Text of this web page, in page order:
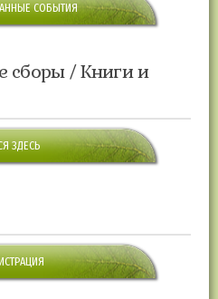
СОБЫТИЯ
сборы / Книги и
ЗДЕСЬ